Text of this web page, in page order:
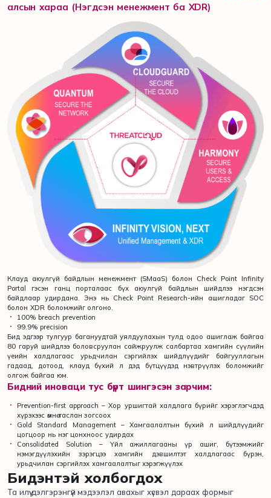
алсын хараа (Нэгдсэн менежмент ба XDR)
Клауд аюулгүй байдлын менежмент (SMaaS) болон Check Point Infinity
Portal гэсэн ганц порталаас бүх аюулгүй байдлын шийдлээ нэгдсэн
байдлаар удирдана. Энэ нь Check Point Research-ийн ашигладаг SOC
болон XDR боломжийг олгоно.
100% breach prevention
99.9% precision
Бид эдгээр тулгуур багануудтай уялдуулахын тулд одоо ашиглаж байгаа
80 гаруй шийдлээ боловсруулан сайжруулж салбартаа хамгийн сүүлийн
үеийн халдлагаас урьдчилан сэргийлэх шийдлүүдийг байгууллагын
гадаад, дотоод, клауд бүхий л дэд бүтцүүдэд нэвтрүүлэх боломжийг
олгож байгаа юм.
Бидний иноваци тус бүрт шингэсэн зарчим:
Prevention-first approach – Хор уршигтай халдлага бүрийг хэрэглэгчдэд
хүрэхээс өмнө таслан зогсоох
Gold Standard Management – Хамгаалалтын бүхий л шийдлүүдийг
цогцоор нь нэг цонхноос удирдах
Consolidated Solution – Үйл ажиллагааны үр ашиг, бүтээмжийг
нэмэгдүүлэхийн зэрэгцээ хамгийн дэвшилтэт халдлагаас бүрэн,
урьдчилан сэргийлэх хамгаалалтыг хэрэгжүүлэх
Бидэнтэй холбогдох
Та илүү дэлгэрэнгүй мэдээлэл авахыг хүсвэл дараах формыг